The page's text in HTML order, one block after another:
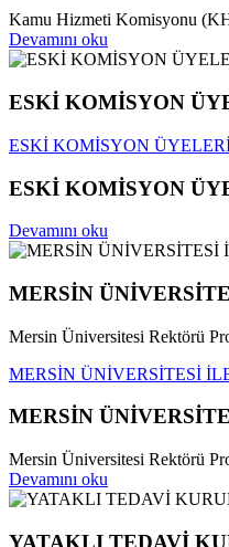
Kamu Hizmeti Komisyonu
Devamını oku
ESKİ KOMİSYON
ESKİ KOMİSYON
ESKİ KOMİSYON
Devamını oku
MERSİN
Mersin Üniversitesi Rektörü
MERSİN ÜNİVERSİTESİ
MERSİN
Mersin Üniversitesi Rektörü
Devamını oku
YATAKLI TEDAVİ